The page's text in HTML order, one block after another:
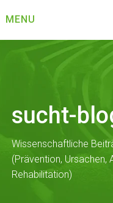
toMENU
sucht-
Wissenschaftliche
(Prävention, Ursachen,
Rehabilitation)